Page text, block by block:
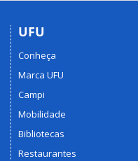
UFU
Conheça
Marca UFU
Campi
Mobilidade
Bibliotecas
Restaurantes